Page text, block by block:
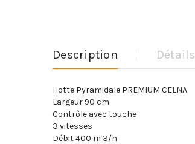
Description Détails
Hotte Pyramidale PREMIUM CELNA
Largeur 90 cm
Contrôle avec touche
3 vitesses
Débit 400 m 3/h